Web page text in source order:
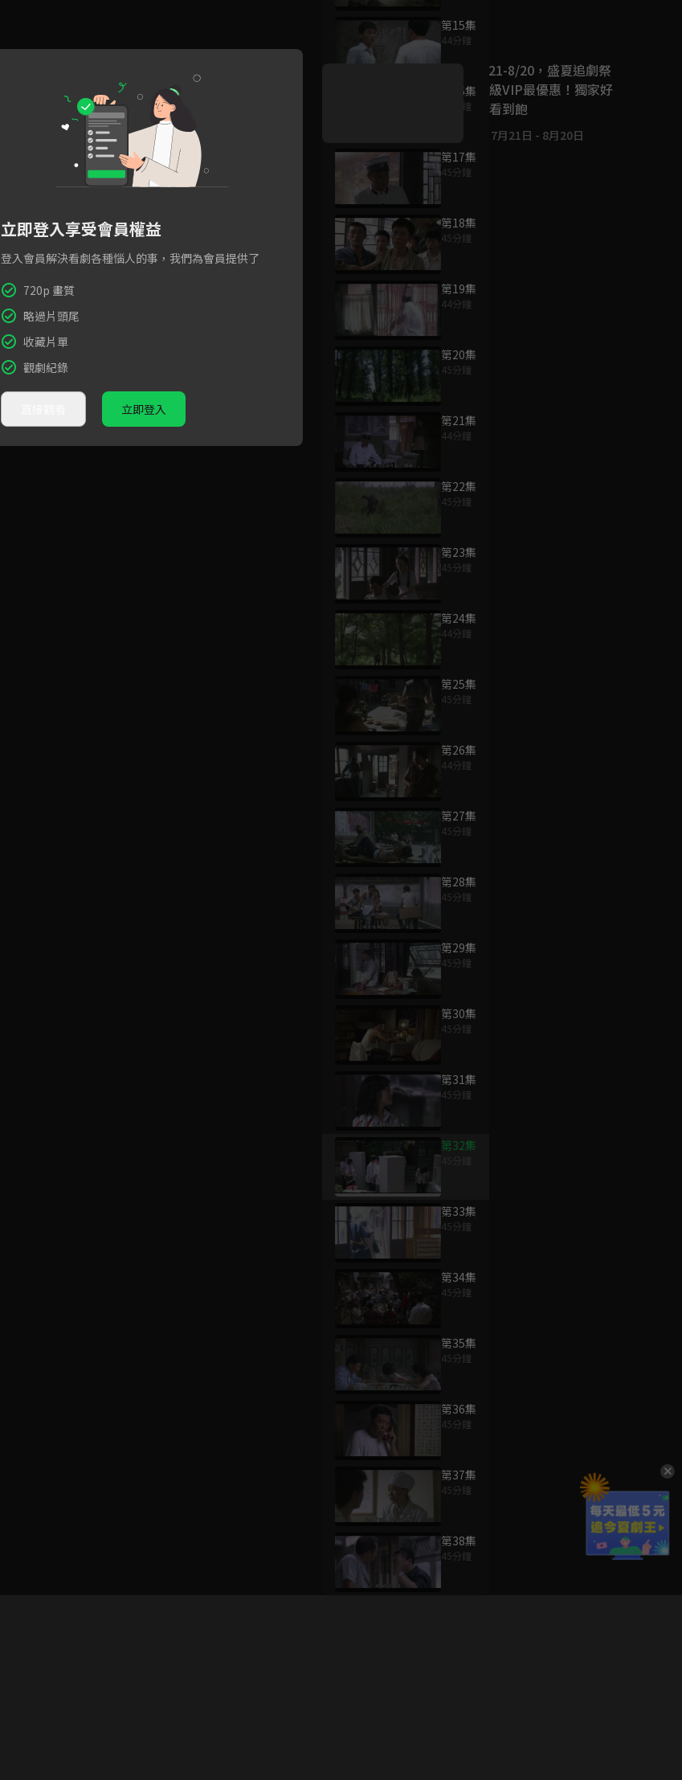
第15集
44分鐘
第16集
45分鐘
第17集
45分鐘
第18集
45分鐘
第19集
44分鐘
第20集
45分鐘
第21集
44分鐘
第22集
45分鐘
第23集
45分鐘
第24集
44分鐘
第25集
45分鐘
第26集
44分鐘
第27集
45分鐘
第28集
45分鐘
第29集
45分鐘
第30集
45分鐘
第31集
45分鐘
第32集
第33集
45分鐘
第34集
45分鐘
第35集
45分鐘
第36集
45分鐘
第37集
45分鐘
第38集
45分鐘
好康資訊
7/21-8/20，盛夏追劇祭
升級VIP最優惠！獨家好
戲看到飽
7月21日 - 8月20日
立即登入享受會員權益
登入會員解決看劇各種惱人的事，我們為會員提供了
720p 畫質
略過片頭尾
收藏片單
觀劇紀錄
立即登入